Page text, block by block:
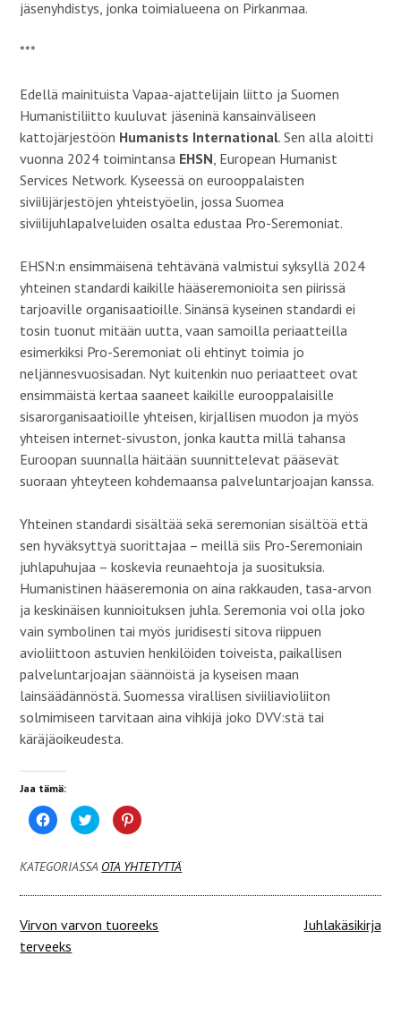
jäsenyhdistys, jonka toimialueena on Pirkanmaa.
***
Edellä mainituista Vapaa-ajattelijain liitto ja Suomen
Humanistiliitto kuuluvat jäseninä kansainväliseen
kattojärjestöön Humanists International. Sen alla aloitti
vuonna 2024 toimintansa EHSN, European Humanist
Services Network. Kyseessä on eurooppalaisten
siviilijärjestöjen yhteistyöelin, jossa Suomea
siviilijuhlapalveluiden osalta edustaa Pro-Seremoniat.
EHSN:n ensimmäisenä tehtävänä valmistui syksyllä 2024
yhteinen standardi kaikille hääseremonioita sen piirissä
tarjoaville organisaatioille. Sinänsä kyseinen standardi ei
tosin tuonut mitään uutta, vaan samoilla periaatteilla
esimerkiksi Pro-Seremoniat oli ehtinyt toimia jo
neljännesvuosisadan. Nyt kuitenkin nuo periaatteet ovat
ensimmäistä kertaa saaneet kaikille eurooppalaisille
sisarorganisaatioille yhteisen, kirjallisen muodon ja myös
yhteisen internet-sivuston, jonka kautta millä tahansa
Euroopan suunnalla häitään suunnittelevat pääsevät
suoraan yhteyteen kohdemaansa palveluntarjoajan kanssa.
Yhteinen standardi sisältää sekä seremonian sisältöä että
sen hyväksyttyä suorittajaa – meillä siis Pro-Seremoniain
juhlapuhujaa – koskevia reunaehtoja ja suosituksia.
Humanistinen hääseremonia on aina rakkauden, tasa-arvon
ja keskinäisen kunnioituksen juhla. Seremonia voi olla joko
vain symbolinen tai myös juridisesti sitova riippuen
avioliittoon astuvien henkilöiden toiveista, paikallisen
palveluntarjoajan säännöistä ja kyseisen maan
lainsäädännöstä. Suomessa virallisen siviiliavioliiton
solmimiseen tarvitaan aina vihkijä joko DVV:stä tai
käräjäoikeudesta.
Jaa tämä:
a
a
c
b
k
i
s
s
a
w
i
t
i
s
a
i
n
e
s
t
KATEGORIASSA OTA YHTETYTTÄ
Artikkelien
selaus
Virvon varvon tuoreeks
terveeks
Juhlakäsikirja